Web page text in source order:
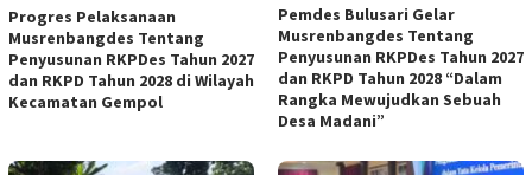
Progres Pelaksanaan
Musrenbangdes Tentang
Penyusunan RKPDes Tahun 2027
dan RKPD Tahun 2028 di Wilayah
Kecamatan Gempol
Pemdes Bulusari Gelar
Musrenbangdes Tentang
Penyusunan RKPDes Tahun 2027
dan RKPD Tahun 2028 “Dalam
Rangka Mewujudkan Sebuah
Desa Madani”